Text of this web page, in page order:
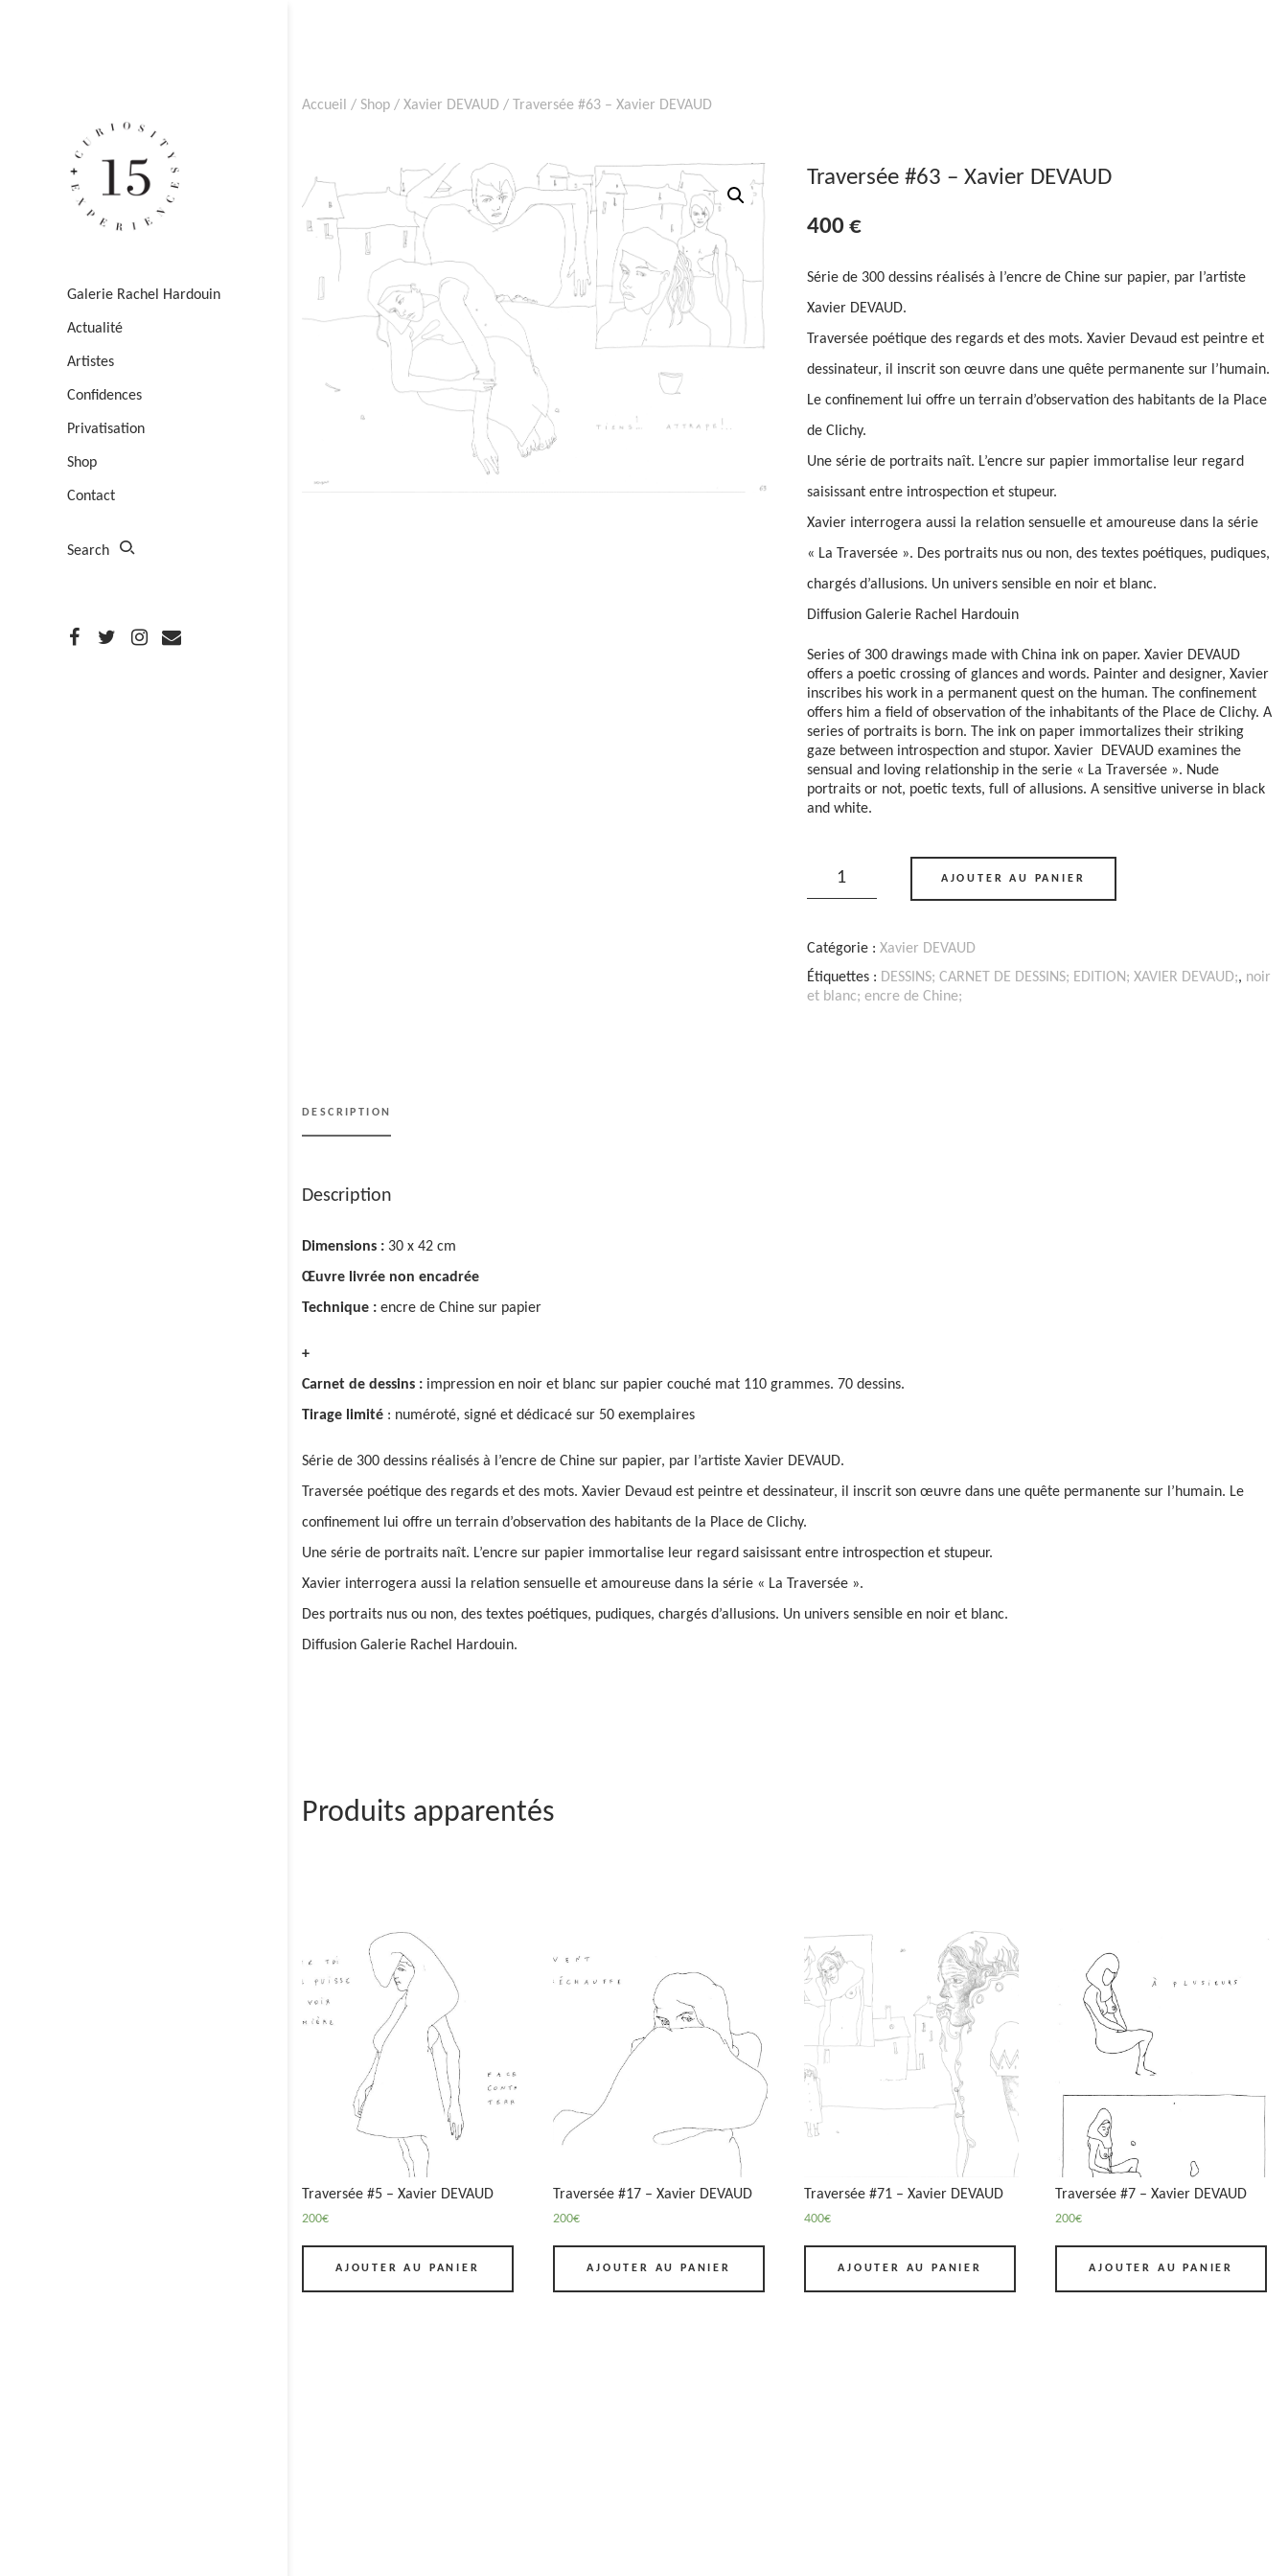
Galerie Rachel Hardouin
Actualité
Artistes
Confidences
Privatisation
Shop
Contact
Search
Accueil / Shop / Xavier DEVAUD / Traversée #63 – Xavier DEVAUD
Traversée #63 – Xavier DEVAUD
400 €
Série de 300 dessins réalisés à l’encre de Chine sur papier, par l’artiste
Xavier DEVAUD.
Traversée poétique des regards et des mots. Xavier Devaud est peintre et
dessinateur, il inscrit sonœuvre dans une quête permanente sur l’humain.
Le confinement lui offre un terrain d’observation des habitants de la Place
de Clichy.
Une série de portraits naît. L’encre sur papier immortalise leur regard
saisissant entre introspection et stupeur.
Xavier interrogera aussi la relation sensuelle et amoureuse dans la série
« La Traversée ». Des portraits nus ou non, des textes poétiques, pudiques,
chargés d’allusions. Un univers sensible en noir et blanc.
Diffusion Galerie Rachel Hardouin
Series of 300 drawings made with China ink on paper. Xavier DEVAUD
offers a poetic crossing of glances and words. Painter and designer, Xavier
inscribes his work in a permanent quest on the human.
The confinement
offers him a field of observation of the inhabitants of the Place de Clichy.A
series of portraits is born.
The ink on paper immortalizes their striking
gaze between introspection and stupor.Xavier DEVAUD examines the
sensual and loving relationship in the serie « La Traversée ». Nude
portraits or not, poetic texts, full of allusions. A sensitive universe in black
and white.
Xavier
DEVAUD
AJOUTER AU PANIER
Catégorie :Xavier DEVAUD
Étiquettes : DESSINS; CARNET DE DESSINS; EDITION; XAVIER DEVAUD;, noir
et blanc; encre de Chine;
DESCRIPTION
Description
Dimensions : 30 x 42 cm
Œuvre livrée non encadrée
Technique : encre de Chine sur papier
+
Carnet de dessins : impression en noir et blanc sur papier couché mat 110 grammes. 70 dessins.
Tirage limité : numéroté, signé et dédicacé sur 50 exemplaires
Série de 300 dessins réalisés à l’encre de Chine sur papier, par l’artiste Xavier DEVAUD.
Traversée poétique des regards et des mots. Xavier Devaud est peintre et dessinateur, il inscrit son œuvre dans une quête permanente sur l’humain. Le
confinement lui offre un terrain d’observation des habitants de la Place de Clichy.
Une série de portraits naît. L’encre sur papier immortalise leur regard saisissant entre introspection et stupeur.
Xavier interrogera aussi la relation sensuelle et amoureuse dans la série « La Traversée ».
Des portraits nus ou non, des textes poétiques, pudiques, chargés d’allusions. Un univers sensible en noir et blanc.
Diffusion Galerie Rachel Hardouin.
Produits apparentés
Traversée #5 – Xavier DEVAUD
200€
AJOUTER AU PANIER
Traversée #17 – Xavier DEVAUD
200€
AJOUTER AU PANIER
Traversée #71 – Xavier DEVAUD
400€
AJOUTER AU PANIER
Traversée #7 – Xavier DEVAUD
200€
AJOUTER AU PANIER